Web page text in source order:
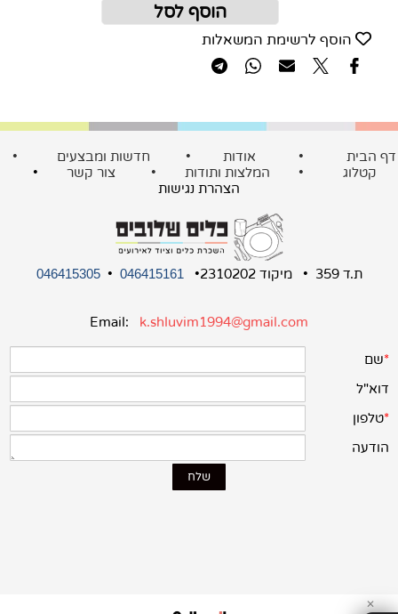
הוסף לסל
הוסף לרשימת המשאלות
הבית • אודות • חדשות ומבצעים •
קטלוג
• המלצות ותודות • צור קשר
•
הצהרת נגישות
ת.ד 359 • מיקוד 2310202• 046415161
•
046415305
Email:k.shluvim1994@gmail.com
✕